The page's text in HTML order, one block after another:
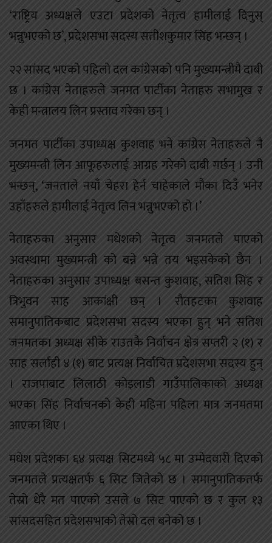
‘राष्ट्रिय अध्यक्षले एउटा प्रदेशको नेतृत्व हामीलाई दिनुस्
भन्नुभएको छ’, प्रदेशसभा सदस्य सतीशकुमार सिंह भन्छन् ।
२२ सांसद भएको पहिलो दल कांग्रेसको पनि मुख्यमन्त्रीमै दाबी
छ । कांग्रेस नेताहरुले जनमत पार्टीका नेताहरु सभामुख र
केही मन्त्रालय लिन प्रस्ताव गरेका छन् ।
जनमत पार्टीका उपाध्यक्ष कुशवाह भने कांग्रेस नेताहरुले नै
मुख्यमन्त्री लिन आफूहरुलाई आग्रह गरेको दाबी गर्छन् । उनी
भन्छन्, ‘जनताले नयाँ चेहरा हेर्न चाहेकाले मौका दिउँ भनेर
उहाँहरुले हामीलाई नेतृत्व लिन भन्नुभएको हो ।’
नेताहरुका अनुसार मधेशको नेतृत्व जनमतले पाएको
अवस्थामा मुख्यमन्त्री को बन्ने भन्ने तय भइसकेको छैन ।
नेताहरुका अनुसार उपाध्यक्ष बसन्त कुशवाह, सतिश सिंह र
त्रिभुवन साह आकांक्षी छन् । रौतहटका कुशवाह
समानुपातिकबाट प्रदेशसभा सदस्य भएका हुन् भने सतिश
जनमतका अध्यक्ष सीके राउतकै निर्वाचन क्षेत्र सप्तरी २ (१) र
साह सर्लाही ४ (१) बाट प्रत्यक्ष निर्वाचित प्रदेशसभा सदस्य हुन्
। राजपाबाट लिलाठी कोइलाडी गाउँपालिकाको अध्यक्ष
भएका सिंह निर्वाचनको केही महिना पहिला मात्र जनमतमा
आएका थिए ।
मधेश प्रदेशका ६४ प्रत्यक्ष सिटमध्ये ५८ मा उम्मेदवारी दिएको
जनमतले प्रत्यक्षतर्फ ६ सिट जितेको छ । समानुपातिकतर्फ
तेस्रो धेरै मत पाएको उसले ७ सिट पाएको छ र कुल १३
सांसदसहित प्रदेशसभाको तेस्रो दल बनेको छ ।